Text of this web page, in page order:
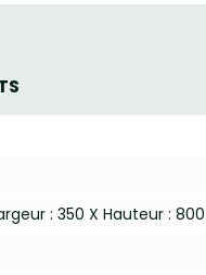
: 350 X Hauteur :